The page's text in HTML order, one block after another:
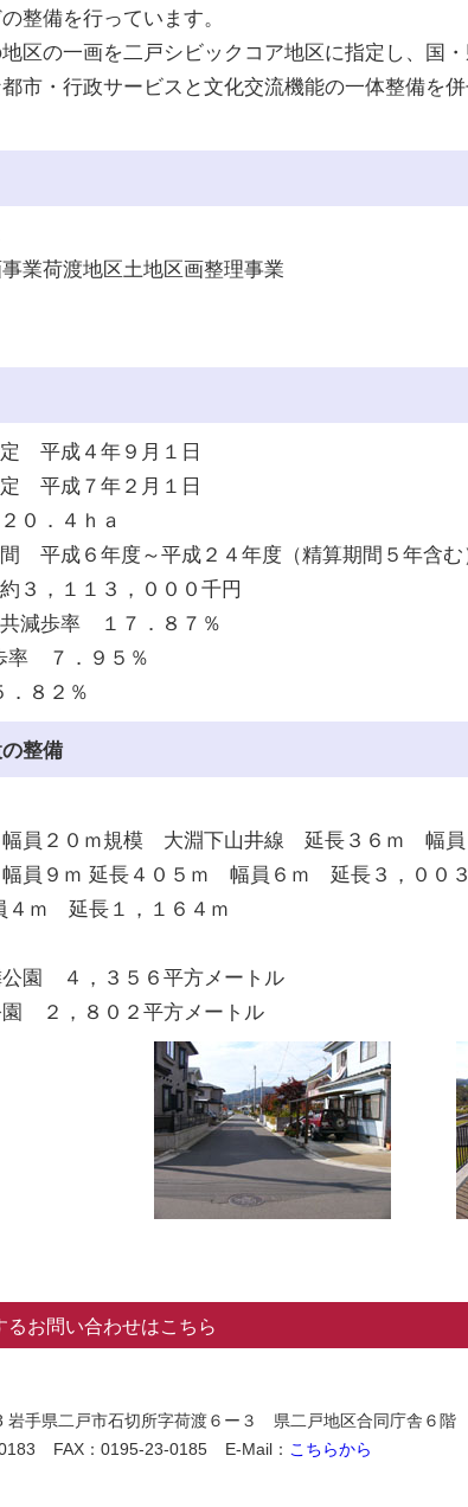
整備を行っています。
区の一画を二戸シビックコア地区に指定し、国
市・行政サービスと文化交流機能の一体整備を
業荷渡地区土地区画整理事業
平成４年９月１日
平成７年２月１日
０．４ｈａ
平成６年度～平成２４年度（精算期間５年含む
３，１１３，０００千円
減歩率 １７．８７％
７．９５％
８２％
整備
員２０ｍ規模 大淵下山井線 延長３６ｍ 幅員
員９ｍ 延長４０５ｍ 幅員６ｍ 延長３，００
４ｍ 延長１，１６４ｍ
公園 ４，３５６平方メートル
園 ２，８０２平方メートル
るお問い合わせはこちら
岩手県二戸市石切所字荷渡６ー３ 県二戸地区合同庁舎６階
FAX：0195-23-0185 E-Mail： こちらから